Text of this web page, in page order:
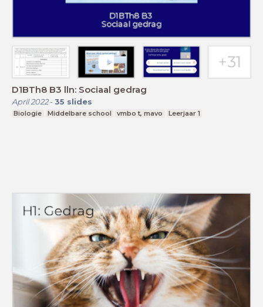
D1BTh8 B3 lln: Sociaal gedrag
April 2022- 35 slides
Biologie Middelbare school vmbo t, mavo Leerjaar 1